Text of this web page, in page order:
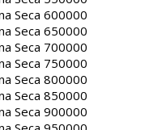
Seca 600000
Seca 650000
Seca 700000
Seca 750000
Seca 800000
Seca 850000
Seca 900000